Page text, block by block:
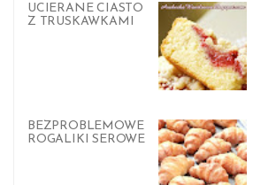
UCIERANE CIASTO
Z TRUSKAWKAMI
BEZPROBLEMOWE
ROGALIKI SEROWE